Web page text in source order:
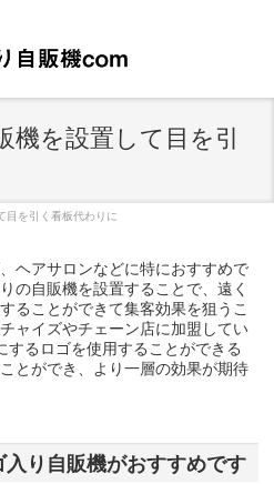
機を設置して目を引
目を引く看板代わりに
ヘアサロンなどに特におすすめで
の自販機を設置することで、遠く
ることができて集客効果を狙うこ
ャイズやチェーン店に加盟してい
するロゴを使用することができる
とができ、より一層の効果が期待
り自販機がおすすめです